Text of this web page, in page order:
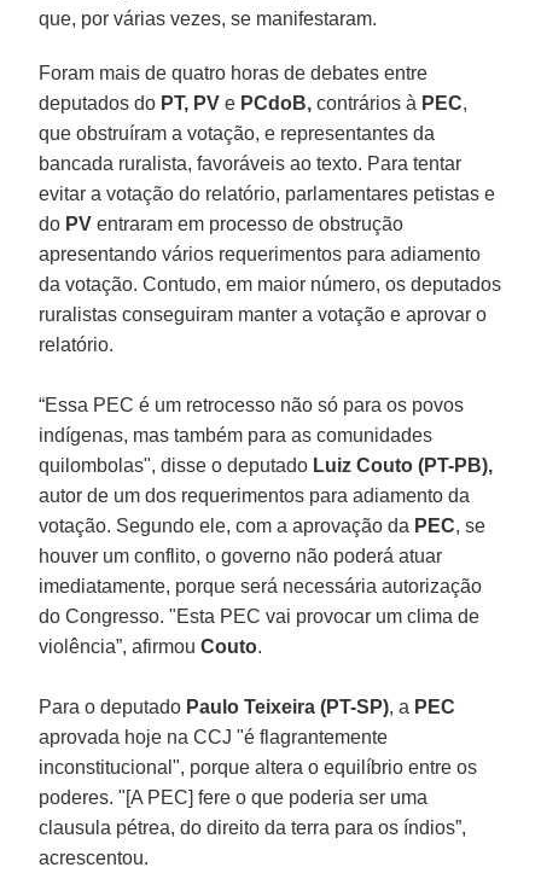
que, por várias vezes, se manifestaram.
Foram mais de quatro horas de debates entre
deputados do PT, PVe PCdoB, contrários à PEC,
que obstruíram a votação, e representantes da
bancada ruralista, favoráveis ao texto. Para tentar
evitar a votação do relatório, parlamentares petistas e
do PVentraram em processo de obstrução
apresentando vários requerimentos para adiamento
da votação. Contudo, em maior número, os deputados
ruralistas conseguiram manter a votação e aprovar o
relatório.
“Essa PEC é um retrocesso não só para os povos
indígenas, mas também para as comunidades
quilombolas", disse o deputado Luiz Couto (PT-PB),
autor de um dos requerimentos para adiamento da
votação. Segundo ele, com a aprovação da PEC, se
houver um conflito, o governo não poderá atuar
imediatamente, porque será necessária autorização
do Congresso. "Esta PEC vai provocar um clima de
violência”, afirmouCouto.
Para o deputado Paulo Teixeira (PT-SP), a PEC
aprovada hoje na CCJ "é flagrantemente
inconstitucional", porque altera o equilíbrio entre os
poderes. "[A PEC] fere o que poderia ser uma
clausula pétrea, do direito da terra para os índios”,
acrescentou.